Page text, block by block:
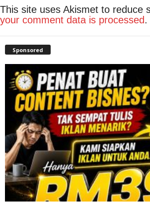
This site uses Akismet to reduce
your comment data is processed.
Sponsored